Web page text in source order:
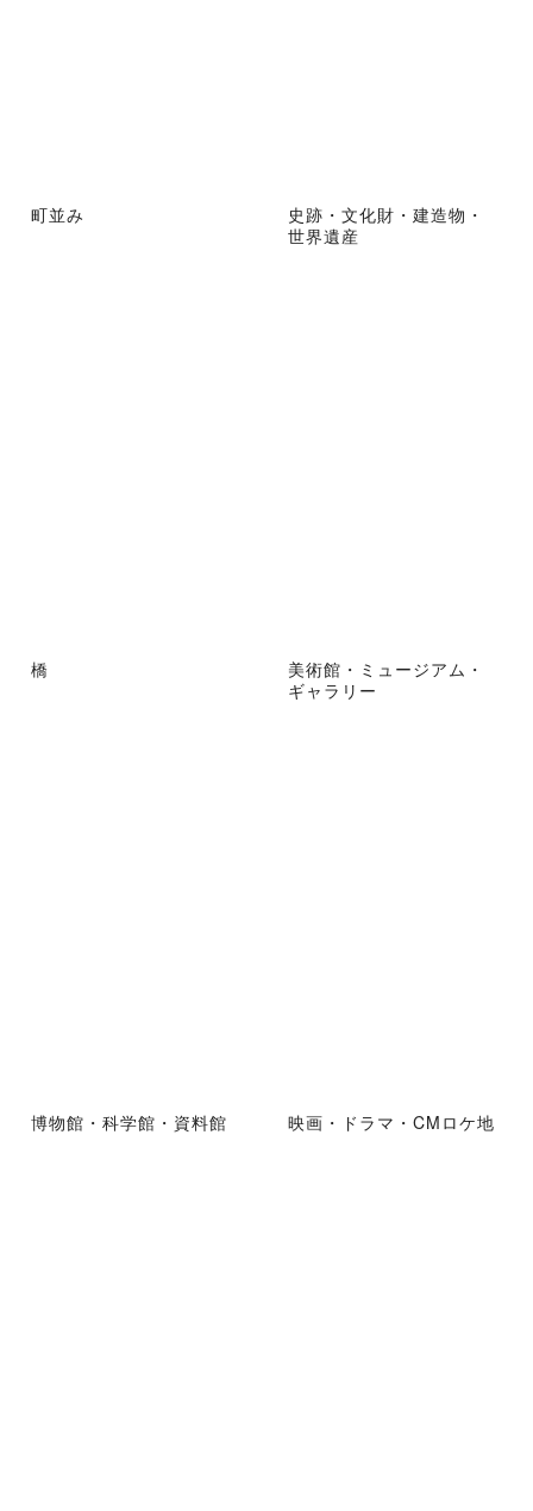
町並み
史跡・文化財・建造物・
世界遺産
橋
美術館・ミュージアム・
ギャラリー
博物館・科学館・資料館 映画・ドラマ・CMロケ地